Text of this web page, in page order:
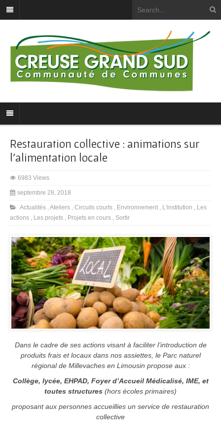
Restauration collective : animations sur
l’alimentation locale
6983 Views
septembre 28, 2018
Actualités ,Ateliers , Circuits courts , Environnement , L'institution , Les
actions , Les projets , Projets en cours , Sortir
Dans le cadre de ses actions visant à faciliter l’introduction de
produits frais et locaux dans nos assiettes, le Parc naturel
régional de Millevaches en Limousin propose aux :
Collège, lycée, EHPAD, Foyer d’Accueil Médicalisé, IME, et
toutes structures (hors écoles primaires)
proposant aux personnes accueillies un service de restauration
collective